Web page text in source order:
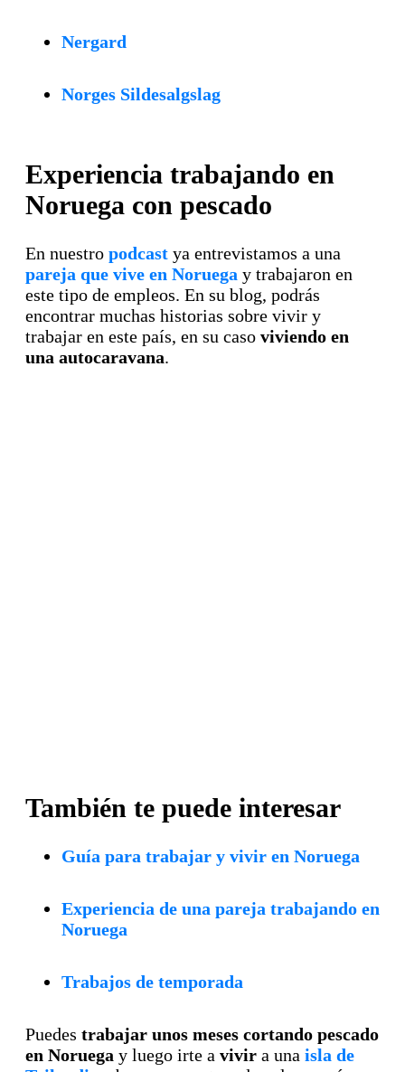
Nergard
Norges Sildesalgslag
Experiencia trabajando en
Noruega con pescado
En nuestro podcast ya entrevistamos a una
pareja que vive en Noruega y trabajaron en
este tipo de empleos. En su blog, podrás
encontrar muchas historias sobre vivir y
trabajar en este país, en su caso viviendo en
una autocaravana.
También te puede interesar
Guía para trabajar y vivir en Noruega
Experiencia de una pareja trabajando en
Noruega
Trabajos de temporada
Puedes trabajar unos meses cortando pescado
en Noruega y luego irte a vivir a una isla de